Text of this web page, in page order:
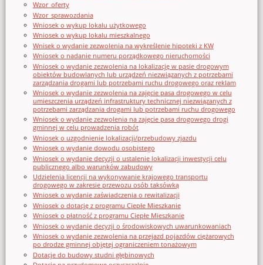
Wzor_oferty
Wzor_sprawozdania
Wniosek o wykup lokalu użytkowego
Wniosek o wykup lokalu mieszkalnego
Wnisek o wydanie zezwolenia na wykreślenie hipoteki z KW
Wniosek o nadanie numeru porządkowego nieruchomości
Wniosek o wydanie zezwolenia na lokalizację w pasie drogowym
obiektów budowlanych lub urządzeń niezwiązanych z potrzebami
zarządzania drogami lub potrzebami ruchu drogowego oraz reklam
Wniosek o wydanie zezwolenia na zajęcie pasa drogowego w celu
umieszczenia urządzeń infrastruktury technicznej niezwiązanych z
potrzebami zarządzania drogami lub potrzebami ruchu drogowego
Wniosek o wydanie zezwolenia na zajęcie pasa drogowego drogi
gminnej w celu prowadzenia robót
Wniosek o uzgodnienie lokalizacji/przebudowy zjazdu
Wniosek o wydanie dowodu osobistego
Wniosek o wydanie decyzji o ustalenie lokalizacji inwestycji celu
publicznego albo warunków zabudowy
Udzielenia licencji na wykonywanie krajowego transportu
drogowego w zakresie przewozu osób taksówką
Wniosek o wydanie zaświadczenia o rewitalizacji
Wniosek o dotację z programu Ciepłe Mieszkanie
Wniosek o płatność z programu Ciepłe Mieszkanie
Wniosek o wydanie decyzji o środowiskowych uwarunkowaniach
Wniosek o wydanie zezwolenia na przejazd pojazdów ciężarowych
po drodze gminnej objętej ograniczeniem tonażowym
Dotacje do budowy studni głębinowych